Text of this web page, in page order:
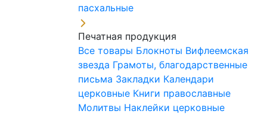
пасхальные
Печатная продукция
Все товары Блокноты Вифлеемская
звезда Грамоты, благодарственные
письма Закладки Календари
церковные Книги православные
Молитвы Наклейки церковные